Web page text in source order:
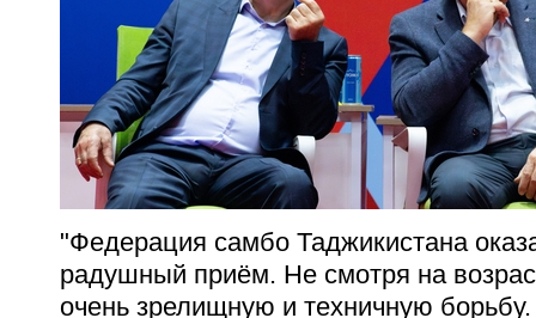
"Федерация самбо Таджикистана
радушный приём. Не смотря на
очень зрелищную и техничную